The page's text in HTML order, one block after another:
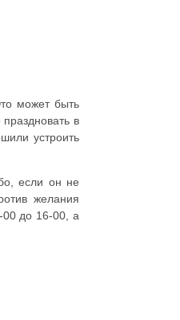
может быть
в
устроить
если он не
желания
00 до 16-00, а